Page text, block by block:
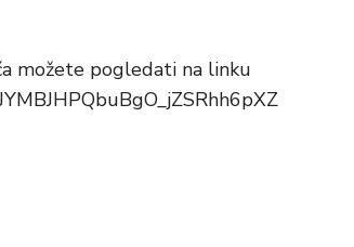
možete pogledati na linku